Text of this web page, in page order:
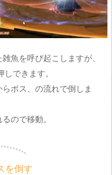
魚を呼び起こしますが、
できます。
ボス、の流れで倒しま
ので移動。
を倒す